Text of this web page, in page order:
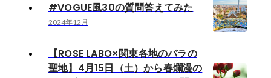
#VOGUE風30の質問答えてみた
2024年12月
【ROSE LABO×関東各地のバラの
聖地】4月15日（土）から春爛漫の